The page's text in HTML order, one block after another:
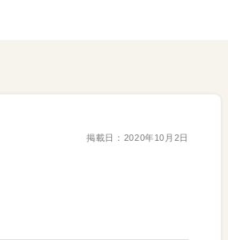
掲載日： 2020年10月2日